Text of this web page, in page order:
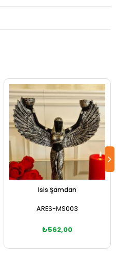
Isis Şamdan
ARES-MS003
₺562,00